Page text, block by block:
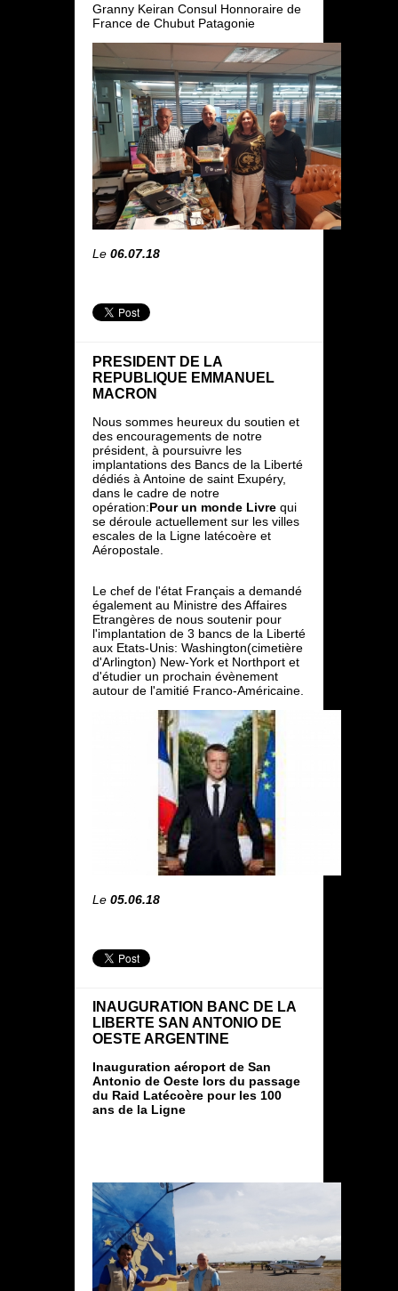
Granny Keiran Consul Honnoraire de
France de Chubut Patagonie
Le 06.07.18
PRESIDENT DE LA
REPUBLIQUE EMMANUEL
MACRON
Nous sommes heureux du soutien et
des encouragements de notre
président, à poursuivre les
implantations des Bancs de la Liberté
dédiés à Antoine de saint Exupéry,
dans le cadre de notre
opération:Pour un monde Livre qui
se déroule actuellement sur les villes
escales de la Ligne latécoère et
Aéropostale.
Le chef de l'état Français a demandé
également au Ministre des Affaires
Etrangères de nous soutenir pour
l'implantation de 3 bancs de la Liberté
aux Etats-Unis: Washington(cimetière
d'Arlington) New-York et Northport et
d'étudier un prochain évènement
autour de l'amitié Franco-Américaine.
Le 05.06.18
INAUGURATION BANC DE LA
LIBERTE SAN ANTONIO DE
OESTE ARGENTINE
Inauguration aéroport de San
Antonio de Oeste lors du passage
du Raid Latécoère pour les 100
ans de la Ligne